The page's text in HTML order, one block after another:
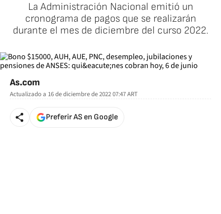
La Administración Nacional emitió un
cronograma de pagos que se realizarán
durante el mes de diciembre del curso 2022.
As.com
Actualizado a 16 de diciembre de 2022 07:47ART
Preferir AS en Google